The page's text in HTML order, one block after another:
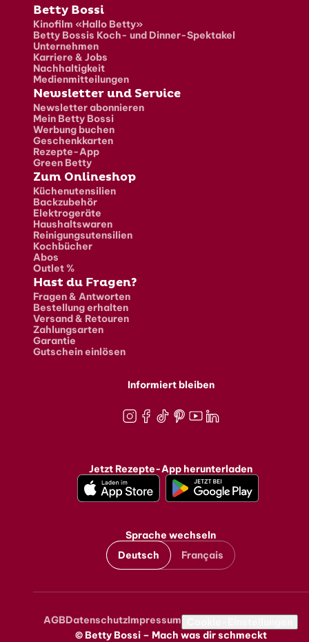
Fusszeile
Betty Bossi
Kinofilm «Hallo Betty»
Betty Bossis Koch- und Dinner-Spektakel
Unternehmen
Karriere & Jobs
Nachhaltigkeit
Medienmitteilungen
Newsletter und Service
Newsletter abonnieren
Mein Betty Bossi
Werbung buchen
Geschenkkarten
Rezepte-App
Green Betty
Zum Onlineshop
Küchenutensilien
Backzubehör
Elektrogeräte
Haushaltswaren
Reinigungsutensilien
Kochbücher
Abos
Outlet %
Hast du Fragen?
Fragen & Antworten
Bestellung erhalten
Versand & Retouren
Zahlungsarten
Garantie
Gutschein einlösen
Informiert bleiben
Jetzt Rezepte-App herunterladen
Sprache wechseln
Deutsch
Français
Metanavigation
AGBDatenschutzImpressum
© Betty Bossi – Mach was dir schmeckt